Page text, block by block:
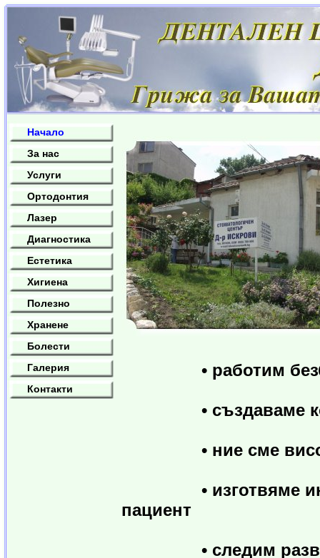
Начало
За нас
Услуги
Ортодонтия
Лазер
Диагностика
Естетика
Хигиена
Полезно
Хранене
Болести
Галерия
Контакти
• работим
• създаваме
• ние сме високо
• изготвяме
пациент
• следим